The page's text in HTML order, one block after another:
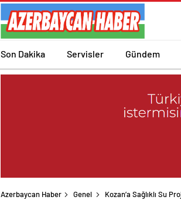
Son Dakika Servisler Gündem
Azerbaycan Haber Genel Kozan’a Sağlıklı Su